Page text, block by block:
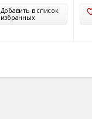
Добавить в список
избранных